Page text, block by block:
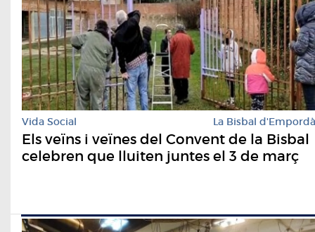
Vida Social La Bisbal d'Empordà
Els veïns i veïnes del Convent de la Bisbal
celebren que lluiten juntes el 3 de març